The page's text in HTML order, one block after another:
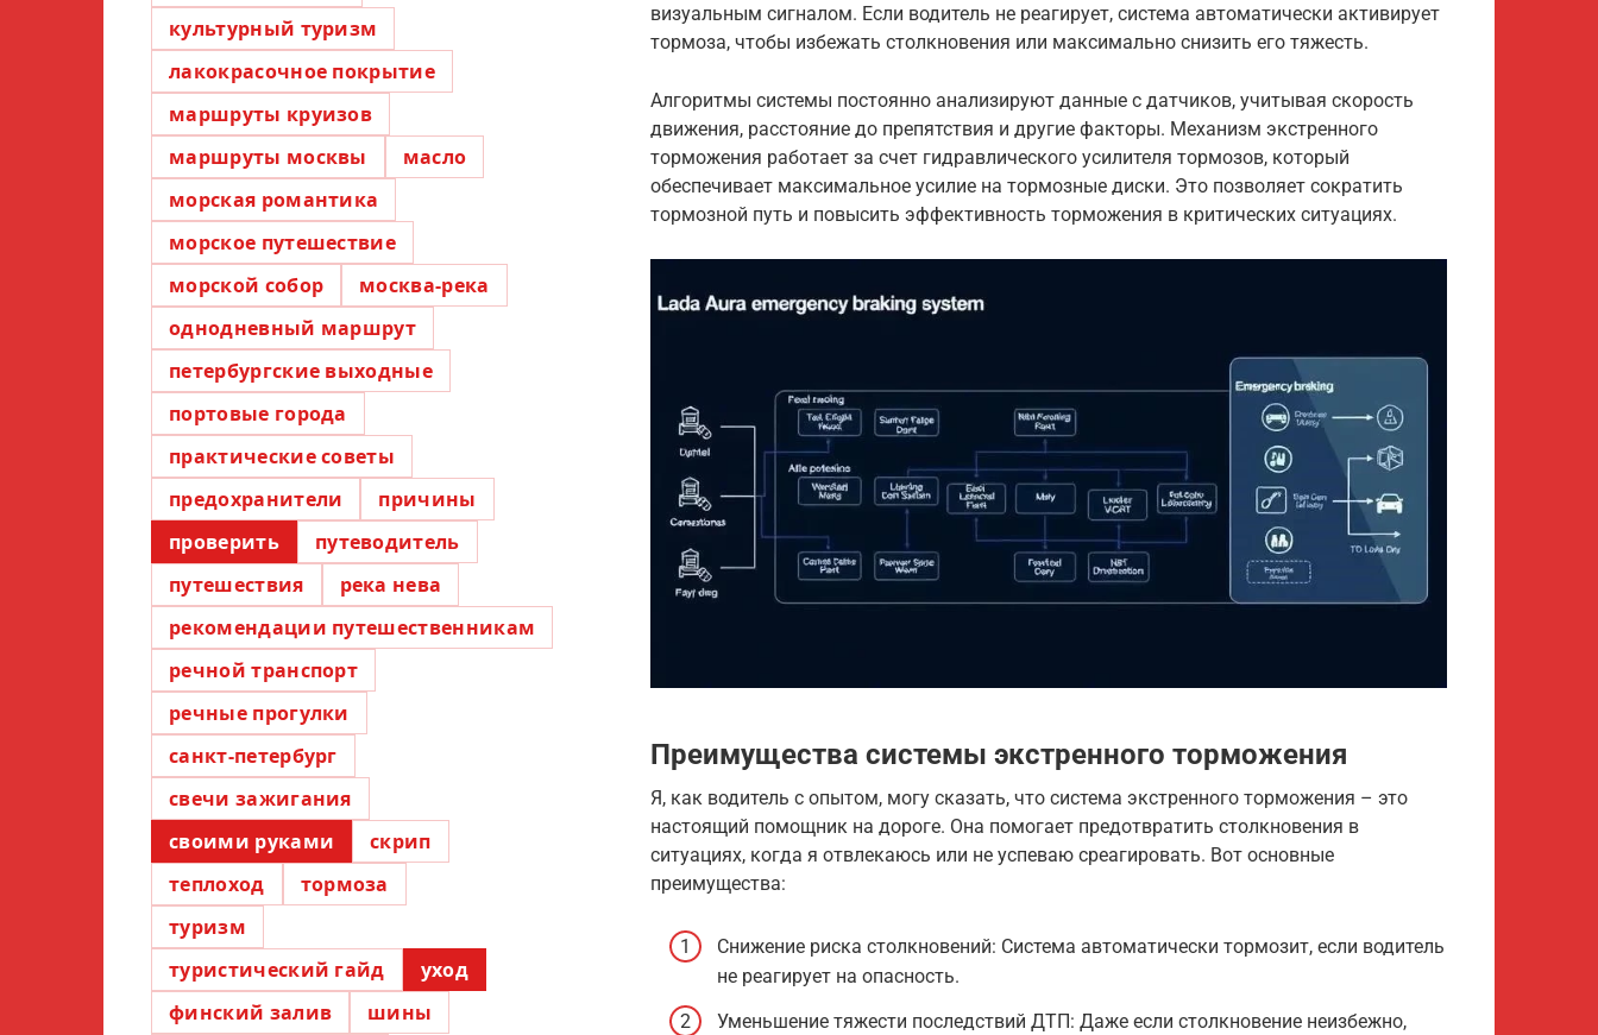
визуальным сигналом. Если водитель не реагирует, система автоматически активирует
тормоза, чтобы избежать столкновения или максимально снизить его тяжесть.
Алгоритмы системы постоянно анализируют данные с датчиков, учитывая скорость
движения, расстояние до препятствия и другие факторы. Механизм экстренного
торможения работает за счет гидравлического усилителя тормозов, который
обеспечивает максимальное усилие на тормозные диски. Это позволяет сократить
тормозной путь и повысить эффективность торможения в критических ситуациях.
Преимущества системы экстренного торможения
Я, как водитель с опытом, могу сказать, что система экстренного торможения – это
настоящий помощник на дороге. Она помогает предотвратить столкновения в
ситуациях, когда я отвлекаюсь или не успеваю среагировать. Вот основные
преимущества:
Снижение риска столкновений: Система автоматически тормозит, если водитель
не реагирует на опасность.
Уменьшение тяжести последствий ДТП: Даже если столкновение неизбежно,
культурный туризм
лакокрасочное покрытие
маршруты круизов
маршруты москвы
масло
морская романтика
морское путешествие
морской собор
москва-река
однодневный маршрут
петербургские выходные
портовые города
практические советы
предохранители
причины
проверить
путеводитель
путешествия
река нева
рекомендации путешественникам
речной транспорт
речные прогулки
санкт-петербург
свечи зажигания
своими руками
скрип
теплоход
тормоза
туризм
туристический гайд
уход
финский залив
шины